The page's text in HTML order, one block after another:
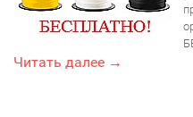
Читать далее →